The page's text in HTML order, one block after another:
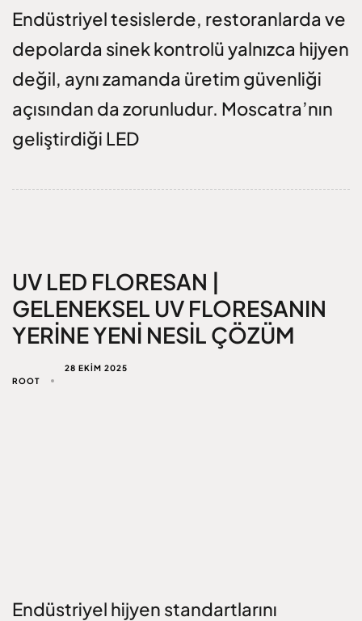
Endüstriyel tesislerde, restoranlarda ve
depolarda sinek kontrolü yalnızca hijyen
değil, aynı zamanda üretim güvenliği
açısından da zorunludur. Moscatra’nın
geliştirdiği LED
UV LED FLORESAN |
GELENEKSEL UV FLORESANIN
YERINE YENI NESIL ÇÖZÜM
ROOT
28 EKIM 2025
Endüstriyel hijyen standartlarını